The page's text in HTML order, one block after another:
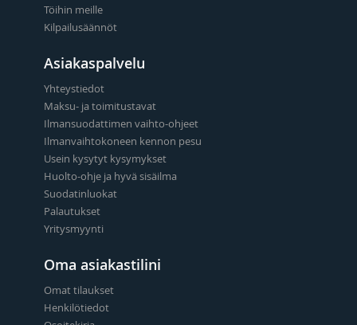
Töihin meille
Kilpailusäännöt
Asiakaspalvelu
Yhteystiedot
Maksu- ja toimitustavat
Ilmansuodattimen vaihto-ohjeet
Ilmanvaihtokoneen kennon pesu
Usein kysytyt kysymykset
Huolto-ohje ja hyvä sisäilma
Suodatinluokat
Palautukset
Yritysmyynti
Oma asiakastilini
Omat tilaukset
Henkilötiedot